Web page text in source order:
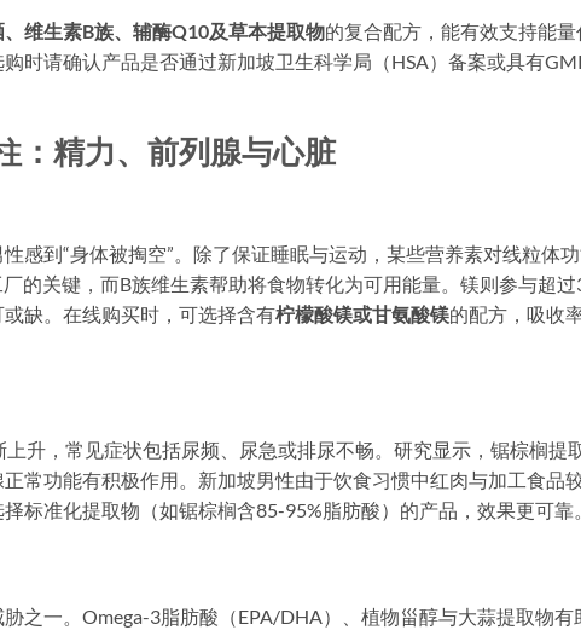
、维生素B族、辅酶Q10及草本提取物的复合配方，能有效支持能量
时请确认产品是否通过新加坡卫生科学局（HSA）备案或具有
：精力、前列腺与心脏
感到“身体被掏空”。除了保证睡眠与运动，某些营养素对线粒体
的关键，而B族维生素帮助将食物转化为可用能量。镁则参与超过
缺。在线购买时，可选择含有柠檬酸镁或甘氨酸镁的配方，吸收
升，常见症状包括尿频、尿急或排尿不畅。研究显示，锯棕榈提
常功能有积极作用。新加坡男性由于饮食习惯中红肉与加工食品
标准化提取物（如锯棕榈含85-95%脂肪酸）的产品，效果更可靠。
之一。Omega-3脂肪酸（EPA/DHA）、植物甾醇与大蒜提取物有